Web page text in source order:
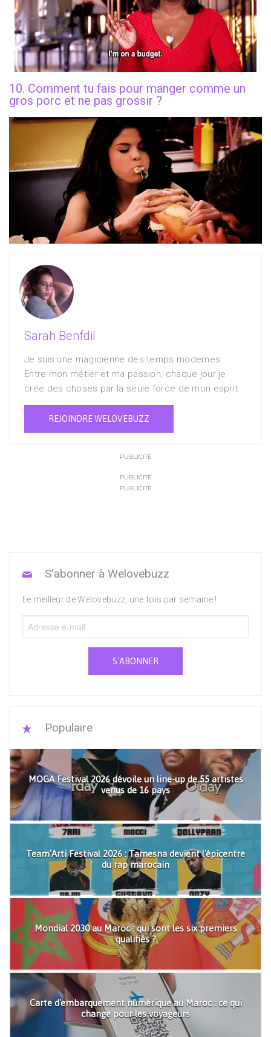
10. Comment tu fais pour manger comme un
gros porc et ne pas grossir ?
Sarah Benfdil
Je suis une magicienne des temps modernes.
Entre mon métier et ma passion, chaque jour je
crée des choses par la seule force de mon esprit.
REJOINDRE WELOVEBUZZ
PUBLICITÉ
PUBLICITÉ
PUBLICITÉ
S'abonner à Welovebuzz
Le meilleur de Welovebuzz, une fois par semaine !
S'ABONNER
Populaire
MOGA Festival 2026 dévoile un line-up de 55 artistes
venus de 16 pays
Team'Arti Festival 2026 : Tamesna devient l'épicentre
du rap marocain
Mondial 2030 au Maroc : qui sont les six premiers
qualifiés ?
Carte d'embarquement numérique au Maroc : ce qui
change pour les voyageurs